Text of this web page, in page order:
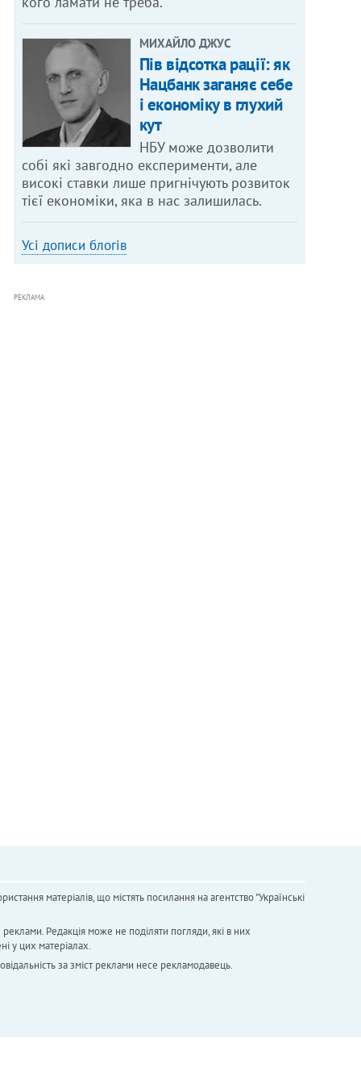
МИХАЙЛО ДЖУС
Пів відсотка рації: як
Нацбанк заганяє себе
і економіку в глухий
кут
НБУ може дозволити
собі які завгодно експерименти, але
високі ставки лише пригнічують розвиток
тієї економіки, яка в нас залишилась.
Усі дописи блогів
РЕКЛАМА
матеріалів, що містять посилання на агентство "Українськi
Редакція може не поділяти погляди, які в них
у цих матеріалах.
за зміст реклами несе рекламодавець.